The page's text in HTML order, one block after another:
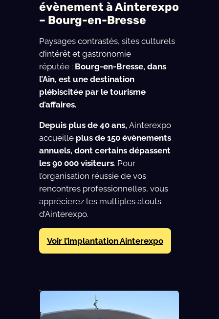
évènement à Ainterexpo
– Bourg-en-Bresse
Paysages contrastés, sites culturels
d’intérêt et gastronomie
réputée : Bourg-en-Bresse, dans
l’Ain, est une destination
plébiscitée par le tourisme
d’affaires.
Depuis plus de 40 ans, Ainterexpo
accueille plus de 150 évènements
annuels, dont certains dépassent
les 90 000 visiteurs. Pour
l’organisation réussie de vos
rencontres professionnelles, vous
apprécierez les multiples atouts
d’Ainterexpo.
Voir l’implantation Ainterexpo